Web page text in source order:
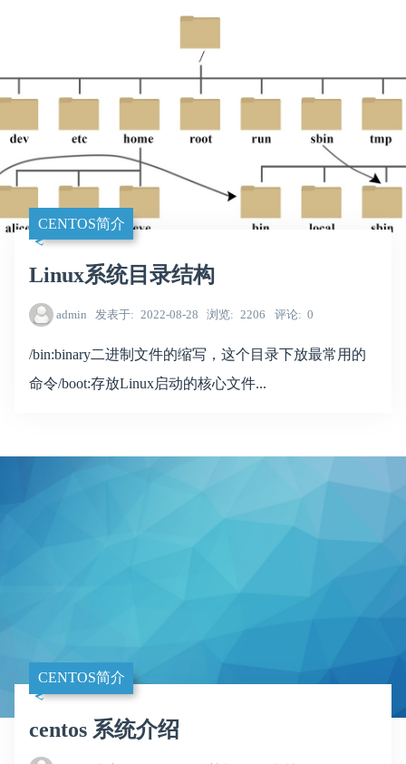
CENTOS简介
Linux系统目录结构
admin 发表于 2022-08-28 浏览 2206 评论 0
/bin:binary二进制文件的缩写，这个目录下放最常用的
命令/boot:存放Linux启动的核心文件...
CENTOS简介
centos 系统介绍